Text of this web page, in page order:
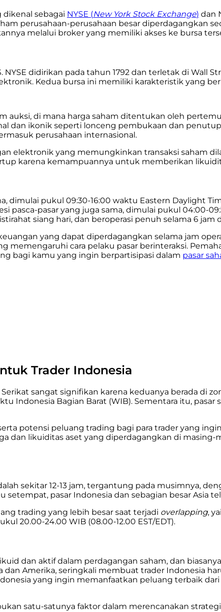
dikenal sebagai NYSE (New York Stock Exchange) dan
perusahaan-perusahaan besar diperdagangkan
melalui broker yang memiliki akses ke bursa
didirikan pada tahun 1792 dan terletak di Wall
Kedua bursa ini memiliki karakteristik yang
auksi, di mana harga saham ditentukan oleh
dan ikonik seperti lonceng pembukaan dan
perusahaan internasional.
elektronik yang memungkinkan transaksi saham
karena kemampuannya untuk memberikan
dimulai pukul 09:30-16:00 waktu Eastern Daylight
pasca-pasar yang juga sama, dimulai pukul 04:00-
siang hari, dan beroperasi penuh selama 6 jam
yang dapat diperdagangkan selama jam
memengaruhi cara pelaku pasar berinteraksi.
bagi kamu yang ingin berpartisipasi dalam pasar
Trader Indonesia
sangat signifikan karena keduanya berada di
Indonesia Bagian Barat (WIB). Sementara itu, pasar
potensi peluang trading bagi para trader yang
dan likuiditas aset yang diperdagangkan di
sekitar 12-13 jam, tergantung pada musimnya,
setempat, pasar Indonesia dan sebagian besar Asia
trading yang lebih besar saat terjadi overlapping,
20.00-24.00 WIB (08.00-12.00 EST/EDT).
dan aktif dalam perdagangan saham, dan
Amerika, seringkali membuat trader Indonesia
yang ingin memanfaatkan peluang terbaik
satu-satunya faktor dalam merencanakan